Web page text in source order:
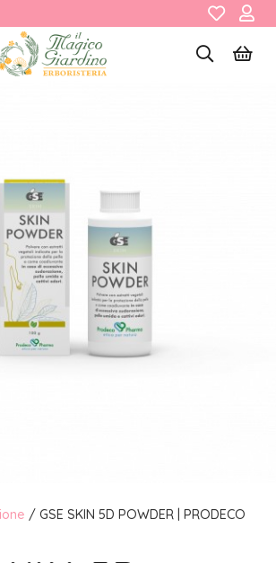
/ GSE SKIN 5D POWDER | PRODECO